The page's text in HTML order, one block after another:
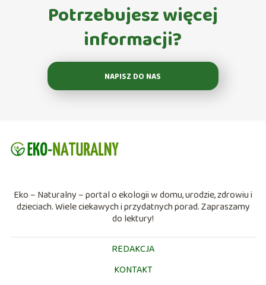
Potrzebujesz więcej
informacji?
NAPISZ DO NAS
Eko – Naturalny – portal o ekologii w domu, urodzie, zdrowiu i
dzieciach. Wiele ciekawych i przydatnych porad. Zapraszamy
do lektury!
REDAKCJA
KONTAKT